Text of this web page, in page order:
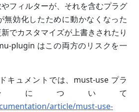
フィルターが、それを含むプラグ
無効化したために動かなくなった
でカスタマイズが上書きされたり
plugin はこの両方のリスクを一
キュメントでは、must-use プラ
について
article/must-use-